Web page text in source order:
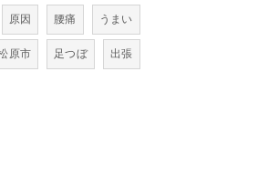
原因 腰痛 うまい
原市 足つぼ 出張